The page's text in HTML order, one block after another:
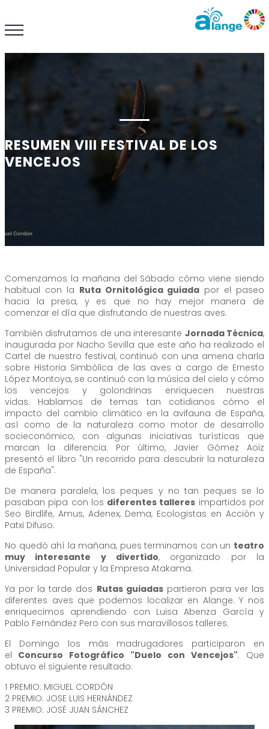
RESUMEN VIII FESTIVAL DE LOS
VENCEJOS
Comenzamos la mañana del Sábado cómo viene siendo
habitual con la Ruta Ornitológica guiada por el paseo
hacia la presa, y es que no hay mejor manera de
comenzar el día que disfrutando de nuestras aves.
También disfrutamos de una interesante Jornada Técnica,
inaugurada por Nacho Sevilla que este año ha realizado el
Cartel de nuestro festival, continuó con una amena charla
sobre Historia Simbólica de las aves a cargo de Ernesto
López Montoya, se continuó con la música del cielo y cómo
los vencejos y golondrinas enriquecen nuestras
vidas. Hablamos de temas tan cotidianos cómo el
impacto del cambio climático en la avifauna de España,
así como de la naturaleza como motor de desarrollo
socieconómico, con algunas iniciativas turísticas que
marcan la diferencia. Por último, Javier Gómez Aoiz
presentó el libro "Un recorrido para descubrir la naturaleza
de España".
De manera paralela, los peques y no tan peques se lo
pasaban pipa con los diferentes talleres impartidos por
Seo Birdlife, Amus, Adenex, Dema, Ecologistas en Acción y
Patxi Difuso.
No quedó ahí la mañana, pues terminamos con un teatro
muy interesante y divertido, organizado por la
Universidad Popular y la Empresa Atakama.
Ya por la tarde dos Rutas guiadaspartieron para ver las
diferentes aves que podemos localizar en Alange. Y nos
enriquecimos aprendiendo con Luisa Abenza García y
Pablo Fernández Pero con sus maravillosos talleres.
El Domingo los más madrugadores participaron en
el Concurso Fotográfico "Duelo con Vencejos". Que
obtuvo el siguiente resultado:
1 PREMIO: MIGUEL CORDÓN
2 PREMIO: JOSE LUIS HERNÁNDEZ
3 PREMIO: JOSÉ JUAN SÁNCHEZ